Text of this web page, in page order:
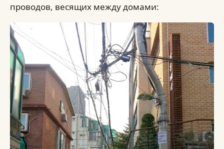
проводов, весящих между домами: